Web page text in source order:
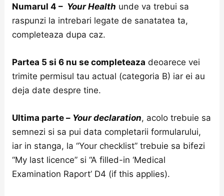
Numarul 4 – Your Health unde va trebui sa
raspunzi la intrebari legate de sanatatea ta,
completeaza dupa caz.
Partea 5 si 6 nu se completeaza deoarece vei
trimite permisul tau actual (categoria B) iar ei au
deja date despre tine.
Ultima parte – Your declaration, acolo trebuie sa
semnezi si sa pui data completarii formularului,
iar in stanga, la “Your checklist” trebuie sa bifezi
“My last licence” si “A filled-in ‘Medical
Examination Raport’ D4 (if this applies).